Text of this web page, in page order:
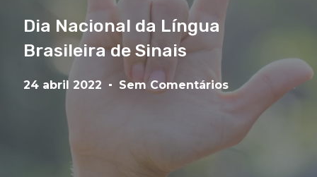
Dia Nacional da Língua
Brasileira de Sinais
24 abril 2022 Sem Comentários